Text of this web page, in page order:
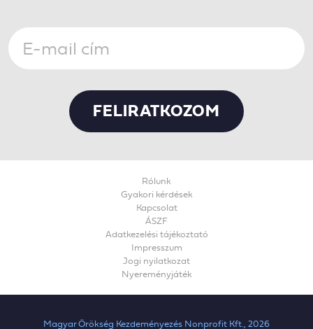
Magyar Örökség Kezdeményezés Nonprofit Kft., 2026
Rólunk
Gyakori kérdések
Kapcsolat
ÁSZF
Adatkezelési tájékoztató
Impresszum
Jogi nyilatkozat
Nyereményjáték